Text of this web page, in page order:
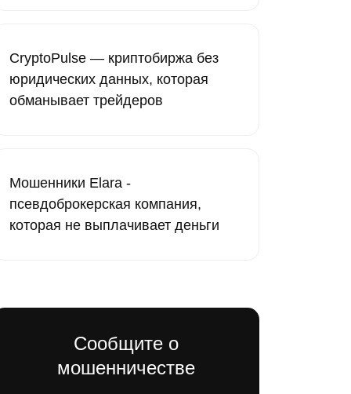
CryptoPulse — криптобиржа без
юридических данных, которая
обманывает трейдеров
Мошенники Elara -
псевдоброкерская компания,
которая не выплачивает деньги
Сообщите о
мошенничестве